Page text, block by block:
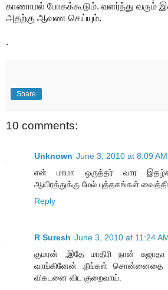
காணாமல் போகக்கூடும். வளர்ந்து
அதற்கு ஆவண செய்யும்.
.
Share
10 comments:
Unknown June 3, 2010 at 8:09 AM
என் மாமா ஒருத்தர் வார
ஆயிரத்துக்கு மேல் புத்தகங்கள்
Reply
R Suresh June 3, 2010 at 11:24
குமரன் ,இதே மாதிரி நான்
வாங்கினேன் .நீங்கள் சொன்னைதை
விகடனை விட குறைவாய்.